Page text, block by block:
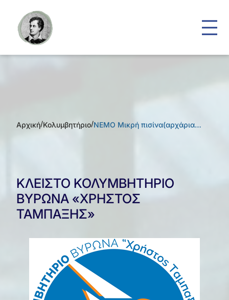
Αρχική/Κολυμβητήριο/NEMO Μικρή πισίνα(αρχάρια…
ΚΛΕΙΣΤΟ ΚΟΛΥΜΒΗΤΗΡΙΟ
ΒΥΡΩΝΑ «ΧΡΗΣΤΟΣ
ΤΑΜΠΑΞΗΣ»